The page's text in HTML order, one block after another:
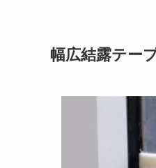
幅広結露テー